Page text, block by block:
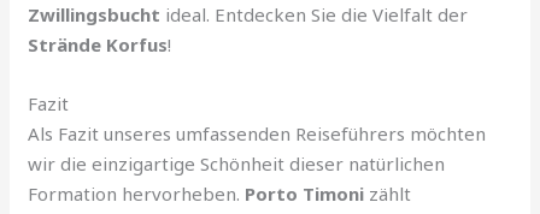
Zwillingsbucht ideal. Entdecken Sie die Vielfalt der
Strände Korfus!
Fazit
Als Fazit unseres umfassenden Reiseführers möchten
wir die einzigartige Schönheit dieser natürlichen
Formation hervorheben. Porto Timoni zählt